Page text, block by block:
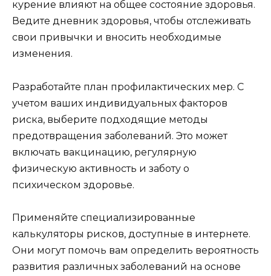
курение влияют на общее состояние здоровья.
Ведите дневник здоровья, чтобы отслеживать
свои привычки и вносить необходимые
изменения.
Разработайте план профилактических мер. С
учетом ваших индивидуальных факторов
риска, выберите подходящие методы
предотвращения заболеваний. Это может
включать вакцинацию, регулярную
физическую активность и заботу о
психическом здоровье.
Применяйте специализированные
калькуляторы рисков, доступные в интернете.
Они могут помочь вам определить вероятность
развития различных заболеваний на основе